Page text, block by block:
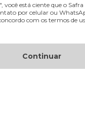
está ciente que o Safra
por celular ou
com os termos de
Continuar